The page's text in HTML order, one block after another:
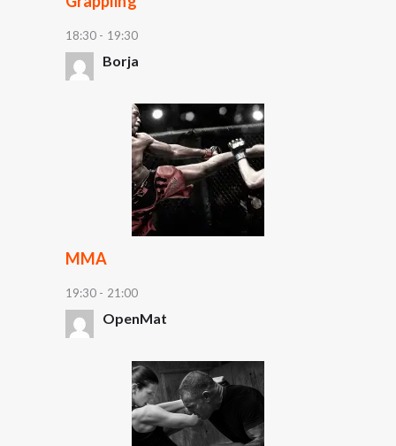
18:30 - 19:30
Borja
MMA
19:30 - 21:00
OpenMat